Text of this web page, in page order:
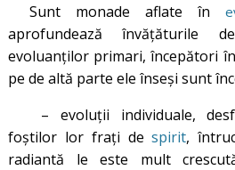
Sunt monade aflate în
aprofundează învățăturile
evoluanților primari, începători
pe de altă parte ele înseși sunt
– evoluții individuale,
foștilor lor frați despirit,
radiantă le este mult